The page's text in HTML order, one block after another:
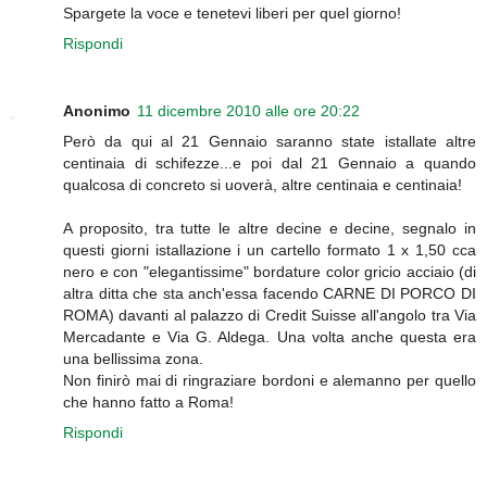
Spargete la voce e tenetevi liberi per quel giorno!
Rispondi
Anonimo 11 dicembre 2010 alle ore 20:22
Però da qui al 21 Gennaio saranno state istallate altre
centinaia di schifezze...e poi dal 21 Gennaio a quando
qualcosa di concreto si uoverà, altre centinaia e centinaia!
A proposito, tra tutte le altre decine e decine, segnalo in
questi giorni istallazione i un cartello formato 1 x 1,50 cca
nero e con "elegantissime" bordature color gricio acciaio (di
altra ditta che sta anch'essa facendo CARNE DI PORCO DI
ROMA) davanti al palazzo di Credit Suisse all'angolo tra Via
Mercadante e Via G. Aldega. Una volta anche questa era
una bellissima zona.
Non finirò mai di ringraziare bordoni e alemanno per quello
che hanno fatto a Roma!
Rispondi